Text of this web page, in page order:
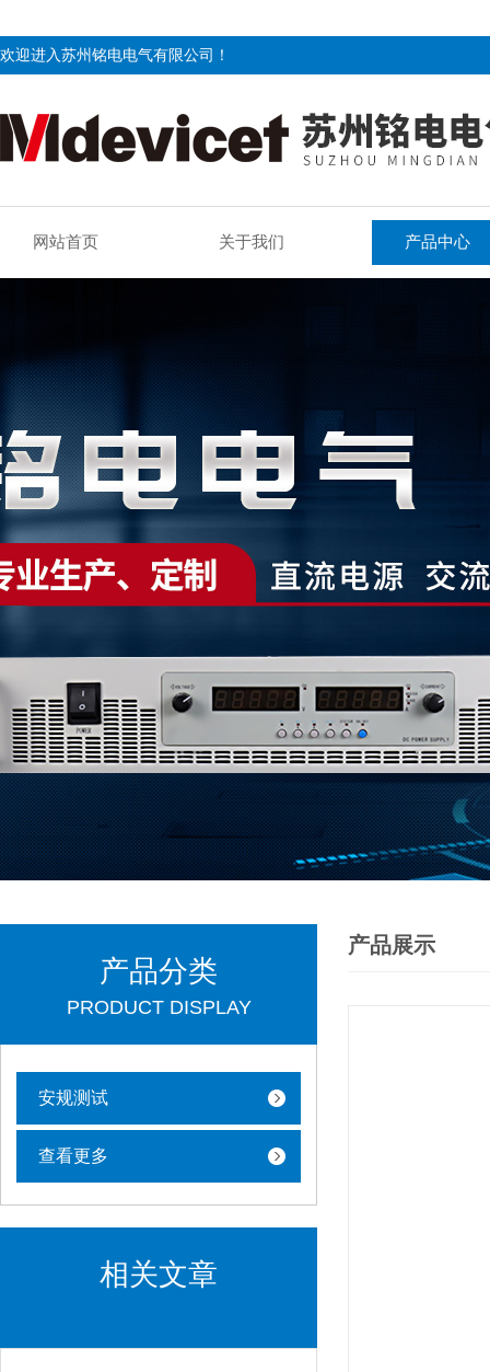
欢迎进入苏州铭电电气有限公司！
网站首页 关于我们 产品中心
产品分类
PRODUCT DISPLAY
安规测试
查看更多
相关文章
产品展示